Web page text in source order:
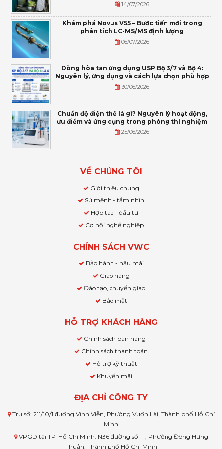
14/07/2026
Khám phá Novus V55 – Bước tiến mới trong
phân tích LC-MS/MS định lượng
06/07/2026
Dòng hòa tan ứng dụng USP Bộ 3/7 và Bộ 4:
Nguyên lý, ứng dụng và cách lựa chọn phù hợp
30/06/2026
Chuẩn độ điện thế là gì? Nguyên lý hoạt động,
ưu điểm và ứng dụng trong phòng thí nghiệm
25/06/2026
VỀ CHÚNG TÔI
Giới thiệu chung
Sứ mệnh - tầm nhìn
Hợp tác - đầu tư
Cơ hội nghề nghiệp
CHÍNH SÁCH VWC
Bảo hành - hậu mãi
Giao hàng
Đào tạo, chuyển giao
Bảo mật
HỖ TRỢ KHÁCH HÀNG
Chính sách bán hàng
Chính sách thanh toán
Hỗ trợ kỹ thuật
Khuyến mãi
ĐỊA CHỈ CÔNG TY
Trụ sở: 211/10/1 đường Vĩnh Viễn, Phường Vườn Lài, Thành phố Hồ Chí
Minh
VPGD tại TP. Hồ Chí Minh: N36 đường số 11 , Phường Đông Hưng
Thuận, Thành phố Hồ Chí Minh